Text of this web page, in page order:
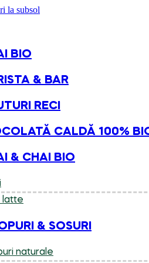
la subsol
BIO
& BAR
RECI
CALDĂ 100%
& CHAI BIO
latte
& SOSURI
naturale